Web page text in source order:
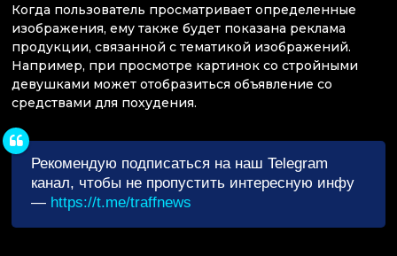
Когда пользователь просматривает определенные
изображения, ему также будет показана реклама
продукции, связанной с тематикой изображений.
Например, при просмотре картинок со стройными
девушками может отобразиться объявление со
средствами для похудения.
Рекомендую подписаться на наш Telegram
канал, чтобы не пропустить интересную инфу
— https://t.me/traffnews